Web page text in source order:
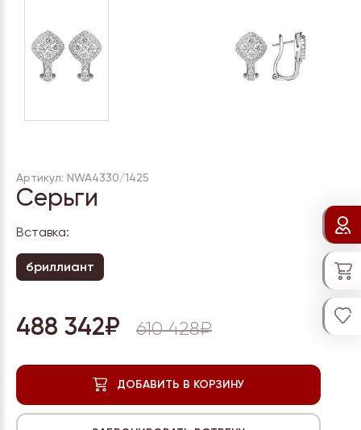
Артикул: NWA4330/1425
Серьги
Вставка:
бриллиант
488 342₽ 610 428₽